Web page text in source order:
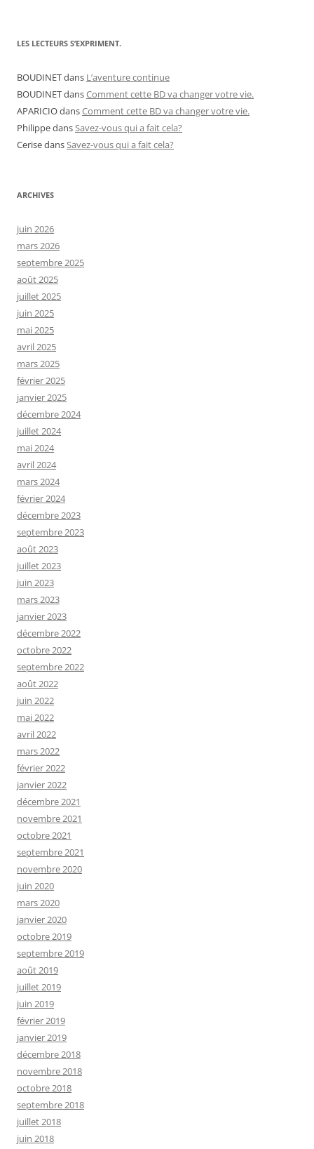
LES LECTEURS S’EXPRIMENT.
BOUDINETdans L’aventure continue
BOUDINETdansComment cette BD va changer votre vie.
APARICIOdansComment cette BD va changer votre vie.
PhilippedansSavez-vous qui a fait cela?
CerisedansSavez-vous qui a fait cela?
ARCHIVES
juin 2026
mars 2026
septembre 2025
août 2025
juillet 2025
juin 2025
mai 2025
avril 2025
mars 2025
février 2025
janvier 2025
décembre 2024
juillet 2024
mai 2024
avril 2024
mars 2024
février 2024
décembre 2023
septembre 2023
août 2023
juillet 2023
juin 2023
mars 2023
janvier 2023
décembre 2022
octobre 2022
septembre 2022
août 2022
juin 2022
mai 2022
avril 2022
mars 2022
février 2022
janvier 2022
décembre 2021
novembre 2021
octobre 2021
septembre 2021
novembre 2020
juin 2020
mars 2020
janvier 2020
octobre 2019
septembre 2019
août 2019
juillet 2019
juin 2019
février 2019
janvier 2019
décembre 2018
novembre 2018
octobre 2018
septembre 2018
juillet 2018
juin 2018